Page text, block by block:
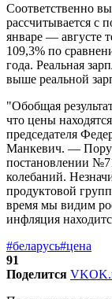
Соответственно
рассчитывается с
январе — августе
109,3% по
года. Реальная
выше реальной
"Обобщая
что цены
председателя
Манкевич. —
постановлении
колебаний.
продуктовой
время мы видим
инфляция
#беларусь#цена
91
Поделится VK